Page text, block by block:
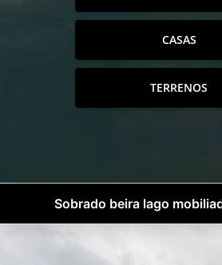
CASAS
TERRENOS
Sobrado beira lago